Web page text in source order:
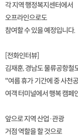
각 지역 행정복지센터에서
오프라인으로도
참여할 수 있을 예정입니다.
[전화인터뷰]
김재훈, 경남도 물류공항철
"여름 휴가 기간에 중 사천
여객 터미널에서 행복 캠페
앞으로 지역 산업·관광
거점 역할을 할 것으로